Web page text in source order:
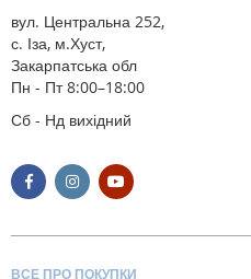
вул. Центральна 252,
с. Іза, м.Хуст,
Закарпатська обл
Пн - Пт 8:00–18:00
Сб - Нд вихідний
ВСЕ ПРО ПОКУПКИ